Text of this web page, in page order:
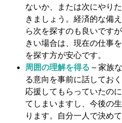
ないか、または次にやり
きましょう。経済的な備
ら次を探すのも良いです
きい場合は、現在の仕事
を探す方が安心です。
周囲の理解を得る – 家族
る意向を事前に話してお
応援してもらっていたの
てしまいますし、今後の
ります。自分一人で決め